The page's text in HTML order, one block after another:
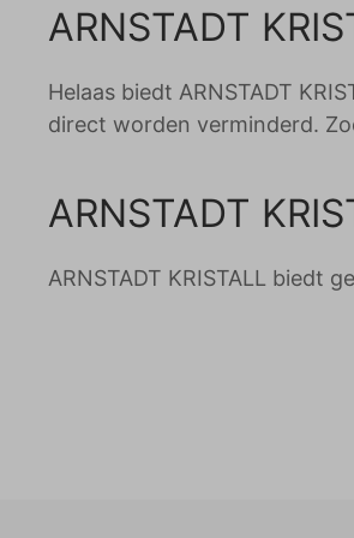
ARNSTADT
Helaas biedt ARNSTADT
direct worden verminderd.
ARNSTADT
ARNSTADT KRISTALL biedt